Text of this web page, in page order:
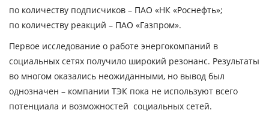
по количеству подписчиков – ПАО «НК «Роснефть»;
по количеству реакций – ПАО «Газпром».
Первое исследование о работе энергокомпаний в
социальных сетях получило широкий резонанс. Результаты
во многом оказались неожиданными, но вывод был
однозначен – компании ТЭК пока не используют всего
потенциала и возможностей социальных сетей.